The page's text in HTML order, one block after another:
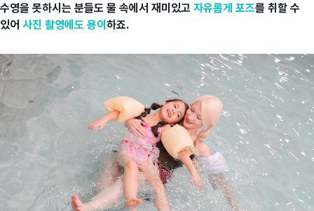
수영을 못하시는 분들도 물 속에서 재미있고 자유롭게 포즈를 취할 수
있어 사진 촬영에도 용이 하죠.